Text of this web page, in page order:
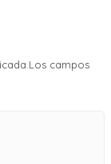
campos